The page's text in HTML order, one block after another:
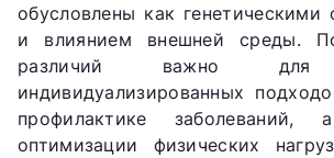
обусловлены как генетическими
и влиянием внешней среды.
различий важно для
индивидуализированных
профилактике
оптимизации физических